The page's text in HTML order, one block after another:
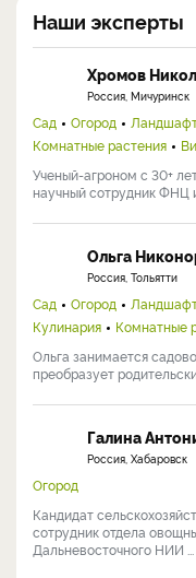
Наши эксперты
Хромов
Россия, Мичуринск
Сад Огород
Комнатные растения
Ученый-агроном с 30+
научный сотрудник ФНЦ
Ольга
Россия, Тольятти
Сад Огород
Кулинария
Комнатные
Ольга занимается
преобразует
Галина
Россия, Хабаровск
Огород
Кандидат
сотрудник отдела
Дальневосточного НИИ ...